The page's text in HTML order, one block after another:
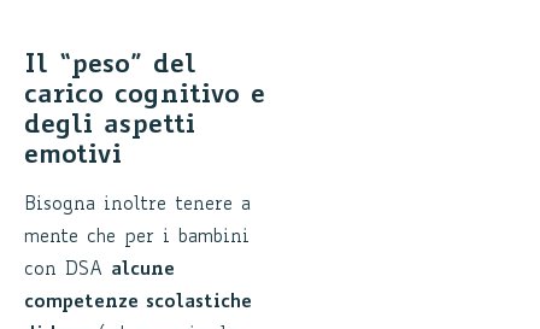
Il “peso” del
carico cognitivo e
degli aspetti
emotivi
Bisogna inoltre tenere a
mente che per i bambini
con DSA alcune
competenze scolastiche